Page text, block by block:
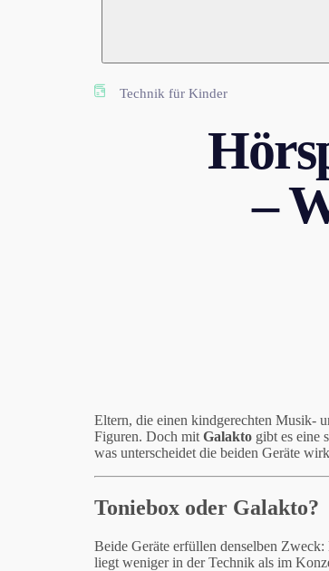
Technik für Kinder
–
Eltern, die einen kindgerechten Musik-
Figuren. Doch mit Galaktogibt es eine
was unterscheidet die beiden Geräte
Toniebox oder Galakto?
Beide Geräte erfüllen denselben
liegt weniger in der Technik als im